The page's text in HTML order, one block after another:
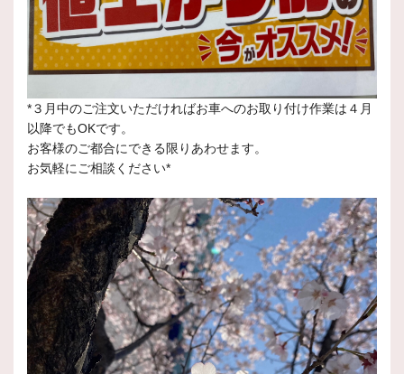
*３月中のご注文いただければお車へのお取り付け作業は４月
以降でもOKです。
お客様のご都合にできる限りあわせます。
お気軽にご相談ください*